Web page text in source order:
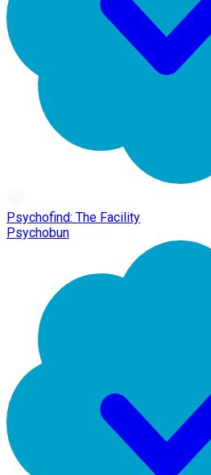
Psychofind: The Facility
Psychobun